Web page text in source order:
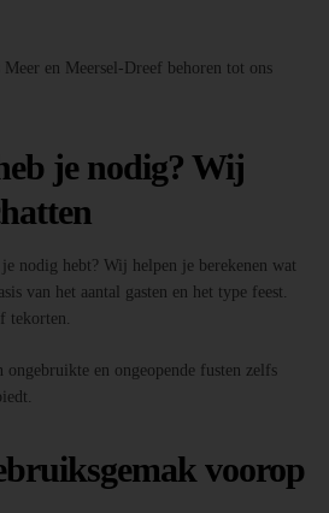
en Meersel-Dreef behoren tot ons
je nodig? Wij
nodig hebt? Wij helpen je berekenen wat
van het aantal gasten en het type feest.
tekorten.
en ongeopende fusten zelfs
voorop